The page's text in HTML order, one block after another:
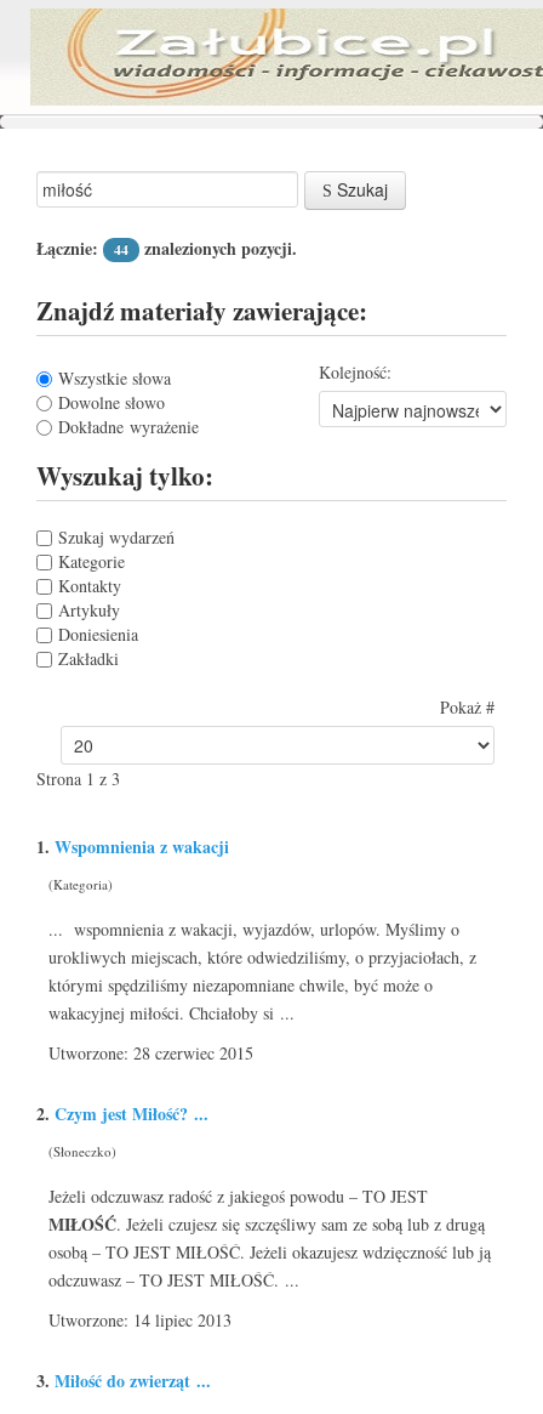
Szukaj
Łącznie: 44 znalezionych pozycji.
Znajdź materiały zawierające:
Wszystkie słowa
Dowolne słowo
Dokładne wyrażenie
Kolejność:
Wyszukaj tylko:
Szukaj wydarzeń
Kategorie
Kontakty
Artykuły
Doniesienia
Zakładki
Pokaż #
Strona 1 z 3
1. Wspomnienia z wakacji
(Kategoria)
... wspomnienia z wakacji, wyjazdów, urlopów. Myślimy o
urokliwych miejscach, które odwiedziliśmy, o przyjaciołach, z
którymi spędziliśmy niezapomniane chwile, być może o
wakacyjnej miłości. Chciałoby si ...
Utworzone: 28 czerwiec 2015
2. Czym jestMiłość? ...
(Słoneczko)
Jeżeli odczuwasz radość z jakiegoś powodu – TO JEST
MIŁOŚĆ. Jeżeli czujesz się szczęśliwy sam ze sobą lub z drugą
osobą – TO JEST MIŁOŚĆ. Jeżeli okazujesz wdzięczność lub ją
odczuwasz – TO JEST MIŁOŚĆ. ...
Utworzone: 14 lipiec 2013
3. Miłośćdo zwierząt ...